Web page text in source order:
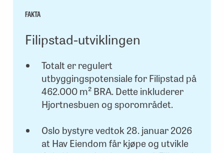
FAKTA
Filipstad-utviklingen
Totalt er regulert
utbyggingspotensiale for Filipstad på
462.000 m² BRA. Dette inkluderer
Hjortnesbuen og sporområdet.
Oslo bystyre vedtok 28. januar 2026
at Hav Eiendom får kjøpe og utvikle